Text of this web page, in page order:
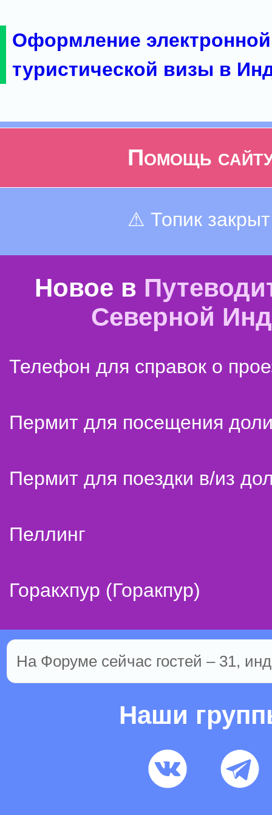
Оформление электронной
туристической визы в
Помощь
⚠ Топик закрыт
Новое в
Северной
Телефон для справок о
Пермит для посещения
Пермит для поездки в/из
Пеллинг
Горакхпур (Горакпур)
На Форуме сейчас гостей – 31,
Наши